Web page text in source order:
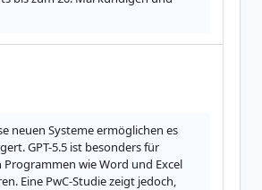
neuen Systeme ermöglichen es
GPT-5.5 ist besonders für
wie Word und Excel
Eine PwC-Studie zeigt jedoch,